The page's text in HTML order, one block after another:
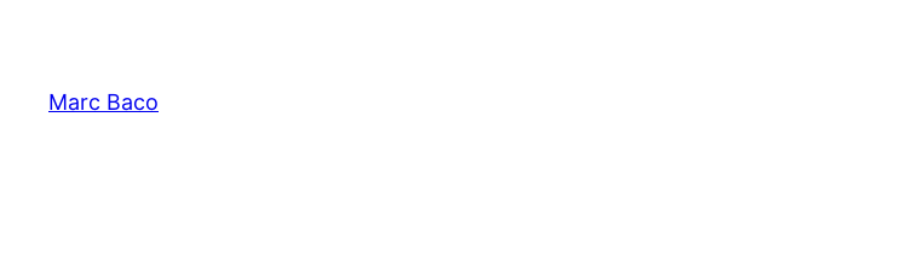
springen
Marc Baco